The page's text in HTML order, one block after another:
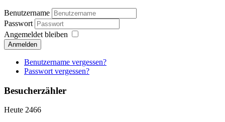
Benutzername
Passwort
Angemeldet bleiben
Anmelden
Benutzername vergessen?
Passwort vergessen?
Besucherzähler
Heute 2466